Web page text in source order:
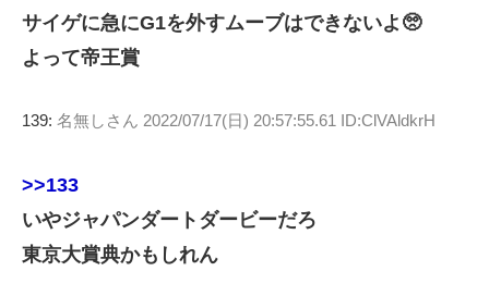
サイゲに急にG1を外すムーブはできないよ🥺
よって帝王賞
139: 名無しさん 2022/07/17(日) 20:57:55.61 ID:ClVAldkrH
>>133
いやジャパンダートダービーだろ
東京大賞典かもしれん